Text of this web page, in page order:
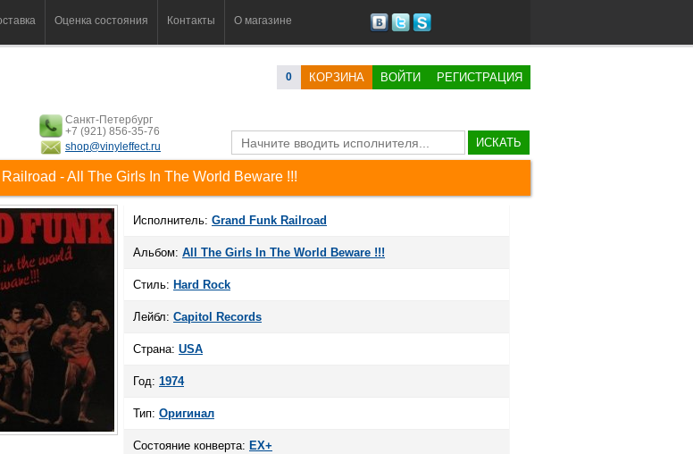
Оценка состояния Контакты О магазине
0 КОРЗИНА ВОЙТИ РЕГИСТРАЦИЯ
Санкт-Петербург
+7 (921) 856-35-76
shop@vinyleffect.ru
ИСКАТЬ
- All The Girls In The World Beware !!!
Исполнитель: Grand Funk Railroad
Альбом: All The Girls In The World Beware !!!
Стиль: Hard Rock
Лейбл: Capitol Records
Страна: USA
Год: 1974
Тип: Оригинал
Состояние конверта: EX+